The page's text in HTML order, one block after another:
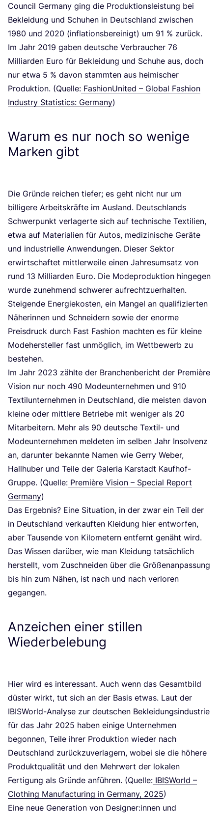
Coun­cil Ger­ma­ny ging die Pro­duk­ti­ons­leis­tung bei
Beklei­dung und Schu­hen in Deutsch­land zwi­schen
1980 und 2020 (infla­ti­ons­be­rei­nigt) um 91 % zurück.
Im Jahr 2019 gaben deut­sche Ver­brau­cher 76
Mil­li­ar­den Euro für Beklei­dung und Schu­he aus, doch
nur etwa 5 % davon stamm­ten aus hei­mi­scher
Pro­duk­ti­on. (Quel­le: Fashion­Uni­ted – Glo­bal Fashion
Indus­try Sta­tis­tics: Ger­ma­ny)
Warum es nur noch so wenige
Marken gibt
Die Grün­de rei­chen tie­fer; es geht nicht nur um
bil­li­ge­re Arbeits­kräf­te im Aus­land. Deutsch­lands
Schwer­punkt ver­la­ger­te sich auf tech­ni­sche Tex­ti­li­en,
etwa auf Mate­ria­li­en für Autos, medi­zi­ni­sche Gerä­te
und indus­tri­el­le Anwen­dun­gen. Die­ser Sek­tor
erwirt­schaf­tet mitt­ler­wei­le einen Jah­res­um­satz von
rund 13 Mil­li­ar­den Euro. Die Mode­pro­duk­ti­on hin­ge­gen
wur­de zuneh­mend schwe­rer auf­recht­zu­er­hal­ten.
Stei­gen­de Ener­gie­kos­ten, ein Man­gel an qua­li­fi­zier­ten
Nähe­rin­nen und Schnei­dern sowie der enor­me
Preis­druck durch Fast Fashion mach­ten es für klei­ne
Mode­her­stel­ler fast unmög­lich, im Wett­be­werb zu
bestehen.
Im Jahr 2023 zähl­te der Bran­chen­be­richt der Pre­miè­re
Visi­on nur noch 490 Mode­un­ter­neh­men und 910
Tex­til­un­ter­neh­men in Deutsch­land, die meis­ten davon
klei­ne oder mitt­le­re Betrie­be mit weni­ger als 20
Mit­ar­bei­tern. Mehr als 90 deut­sche Tex­til- und
Mode­un­ter­neh­men mel­de­ten im sel­ben Jahr Insol­venz
an, dar­un­ter bekann­te Namen wie Ger­ry Weber,
Hall­hu­ber und Tei­le der Gale­ria Kar­stadt Kauf­hof-
Grup­pe. (Quel­le: Pre­miè­re Visi­on – Spe­cial Report
Ger­ma­ny)
Das Ergeb­nis? Eine Situa­ti­on, in der zwar ein Teil der
in Deutsch­land ver­kauf­ten Klei­dung hier ent­wor­fen,
aber Tau­sen­de von Kilo­me­tern ent­fernt genäht wird.
Das Wis­sen dar­über, wie man Klei­dung tat­säch­lich
her­stellt, vom Zuschnei­den über die Grö­ßen­an­pas­sung
bis hin zum Nähen, ist nach und nach ver­lo­ren
gegangen.
Anzeichen einer stillen
Wiederbelebung
Hier wird es inter­es­sant. Auch wenn das Gesamt­bild
düs­ter wirkt, tut sich an der Basis etwas. Laut der
IBIS­World-Ana­ly­se zur deut­schen Beklei­dungs­in­dus­trie
für das Jahr 2025 haben eini­ge Unter­neh­men
begon­nen, Tei­le ihrer Pro­duk­ti­on wie­der nach
Deutsch­land zurück­zu­ver­la­gern, wobei sie die höhe­re
Pro­dukt­qua­li­tät und den Mehr­wert der loka­len
Fer­ti­gung als Grün­de anfüh­ren. (Quel­le: IBIS­World –
Clot­hing Manu­fac­tu­ring in Ger­ma­ny, 2025)
Eine neue Gene­ra­ti­on von Designer:innen und